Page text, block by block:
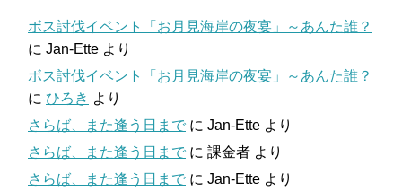
ボス討伐イベント「お月見海岸の夜宴」～あんた誰？
に Jan-Ette より
ボス討伐イベント「お月見海岸の夜宴」～あんた誰？
に ひろき より
さらば、また逢う日まで に Jan-Ette より
さらば、また逢う日まで に 課金者 より
さらば、また逢う日まで に Jan-Ette より